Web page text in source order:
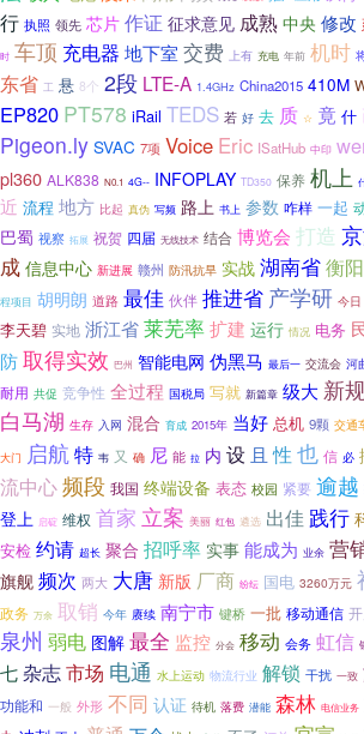
行 执照 领先 芯片 作证 征求意见 成熟 中央 修改
时 车顶 充电器 地下室 交费 上有 充电 年前 机时
东省 工 悬 8个 2段 LTE-A 1.4GHz China2015 410M
EP820 PT578 iRail TEDS 若 好 去 质 ☆ 竟 什
Pigeon.ly SVAC 7项 Voice Eric ISatHub 中印
pl360 ALK838 N0.1 4G-- INFOPLAY TD350 保养 机上
近 流程 地方 比起 真伪 写频 路上 书上 参数 咋样 一起
巴蜀 视察 拓展 祝贺 四届 无线技术 结合 博览会 打造
成 信息中心 新进展 赣州 防汛抗旱 实战 湖南省衡
程项目 胡明朗 道路 最佳 伙伴 推进省 产学研 今日
李天碧 实地 浙江省莱芜率扩建 运行 情况 电务
防取得实效 巴州 智能电网 伪黑马 最后一 交流会 河
耐用 共促 竞争性 全过程 国税局 写就 新篇章 级大 新
白马湖 生存 入网 混合 育成 2015年 当好 总机 9颗 交通
大门 启航 特 韦 又 确 尼 能 拉 内 设 且 性 也 信 必
流中心频段 我国 终端设备 表态 校园 紧要 逾越
登上 启碇 维权 首家 立案 美丽 红包 遴选 出佳 践行
安检 约请 超长 聚合 招呼率 实事 能成为 业余 营
旗舰 频次 两大 大唐 新版 厂商 纷纭 国电 3260万元
政务 万余 取销 今年 赓续 南宁市 键桥 一批 移动通信
泉州 弱电 图解 最全 监控 分会 移动 会务 虹信
七杂志市场 电通 水上运动 物流行业 解锁 干扰 一致
功能和 一般 外形 不同 认证 待机 落费 潜能 森林 电信业务